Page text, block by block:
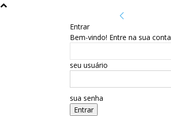
Entrar
Bem-vindo! Entre na sua conta
seu usuário
sua senha